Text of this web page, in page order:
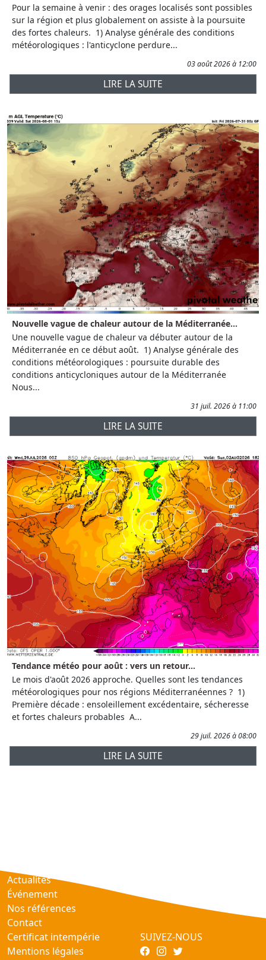
Pour la semaine à venir : des orages localisés sont possibles
sur la région et plus globalement on assiste à la poursuite
des fortes chaleurs. 1) Analyse générale des conditions
météorologiques : l'anticyclone perdure...
03 août 2026 à 12:00
LIRE LA SUITE
Nouvelle vague de chaleur autour de la Méditerranée...
Une nouvelle vague de chaleur va débuter autour de la
Méditerranée en ce début août. 1) Analyse générale des
conditions météorologiques : poursuite durable des
conditions anticycloniques autour de la Méditerranée
Nous...
31 juil. 2026 à 11:00
LIRE LA SUITE
Tendance météo pour août : vers un retour...
Le mois d'août 2026 approche. Quelles sont les tendances
météorologiques pour nos régions Méditerranéennes ? 1)
Première décade : ensoleillement excédentaire, sécheresse
et fortes chaleurs probables A...
29 juil. 2026 à 08:00
LIRE LA SUITE
Actualités
Événement
Nos références
Contact
Certificat intempérie
Mentions légales
SUIVEZ-NOUS